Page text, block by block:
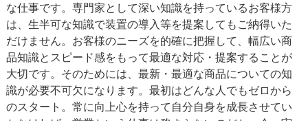
な仕事です。専門家として深い知識を持っているお客様方
は、生半可な知識で装置の導入等を提案してもご納得いた
だけません。お客様のニーズを的確に把握して、幅広い商
品知識とスピード感をもって最適な対応・提案することが
大切です。そのためには、最新・最適な商品についての知
識が必要不可欠になります。最初はどんな人でもゼロから
のスタート。常に向上心を持って自分自身を成長させてい